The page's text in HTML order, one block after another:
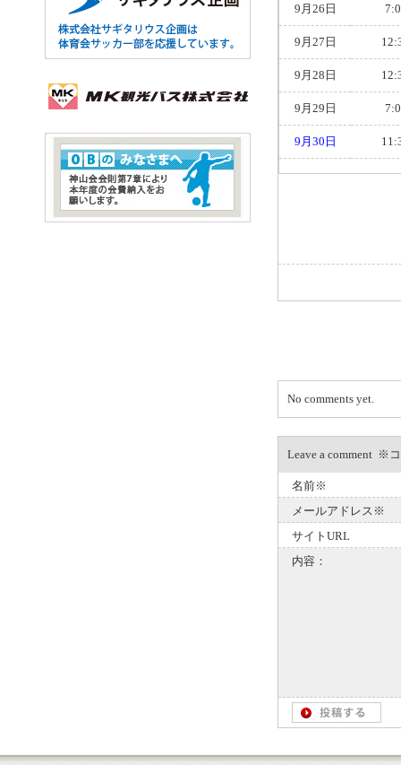
9月26日
9月27日
9月28日
9月29日
9月30日
No comments yet.
Leave a comment ※
名前※
メールアドレス※
サイトURL
内容：